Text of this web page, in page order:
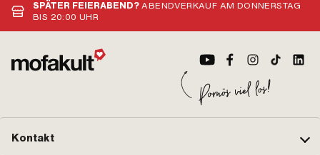
SPÄTER FEIERABEND?ABENDVERKAUF AM DONNERSTAG
BIS 20:00 UHR
Kontakt